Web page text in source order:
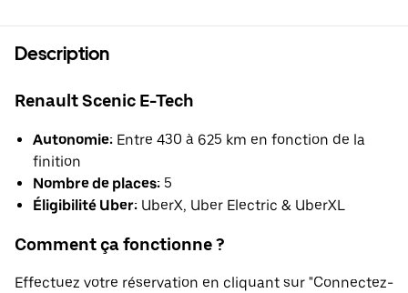
Description
Renault Scenic E-Tech
Autonomie: Entre 430 à 625 km en fonction de la
finition
Nombre de places: 5
Éligibilité Uber: UberX, Uber Electric & UberXL
Comment ça fonctionne ?
Effectuez votre réservation en cliquant sur "Connectez-